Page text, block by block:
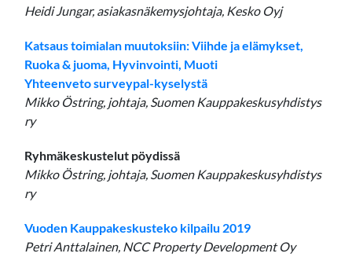
Heidi Jungar, asiakasnäkemysjohtaja, Kesko Oyj
Katsaus toimialan muutoksiin: Viihde ja elämykset,
Ruoka & juoma, Hyvinvointi, Muoti
Yhteenveto surveypal-kyselystä
Mikko Östring, johtaja, Suomen Kauppakeskusyhdistys
ry
Ryhmäkeskustelut pöydissä
Mikko Östring, johtaja, Suomen Kauppakeskusyhdistys
ry
Vuoden Kauppakeskusteko kilpailu 2019
Petri Anttalainen, NCC Property Development Oy